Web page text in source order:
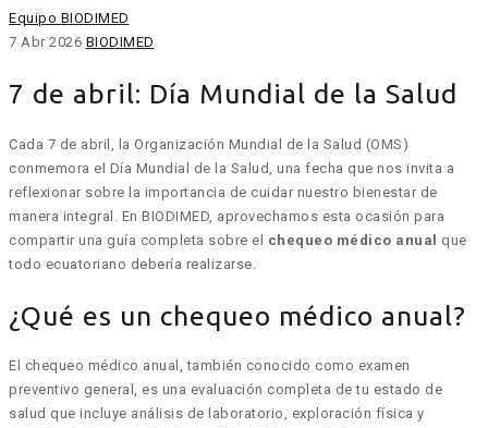
Equipo BIODIMED
7 Abr 2026 BIODIMED
7 de abril: Día Mundial de la Salud
Cada 7 de abril, la Organización Mundial de la Salud (OMS)
conmemora el Día Mundial de la Salud, una fecha que nos invita a
reflexionar sobre la importancia de cuidar nuestro bienestar de
manera integral. En BIODIMED, aprovechamos esta ocasión para
compartir una guía completa sobre el chequeo médico anual
que
todo ecuatoriano debería realizarse.
¿Qué es un chequeo médico anual?
El chequeo médico anual, también conocido como examen
preventivo general, es una evaluación completa de tu estado de
salud que incluye análisis de laboratorio, exploración física y